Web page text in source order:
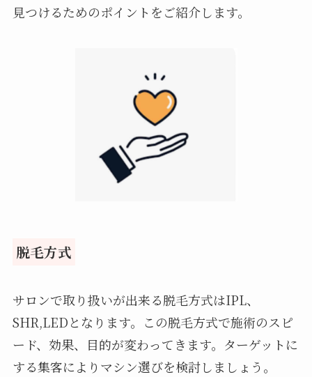
見つけるためのポイントをご紹介します。
脱毛方式
サロンで取り扱いが出来る脱毛方式はIPL、
SHR,LEDとなります。この脱毛方式で施術のスピ
ード、効果、目的が変わってきます。ターゲットに
する集客によりマシン選びを検討しましょう。